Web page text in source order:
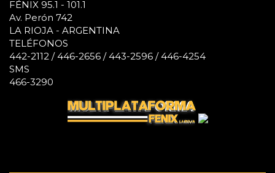
FÉNIX 95.1 - 101.1
Av. Perón 742
LA RIOJA - ARGENTINA
TELÉFONOS
442-2112 / 446-2656 / 443-2596 / 446-4254
SMS
466-3290